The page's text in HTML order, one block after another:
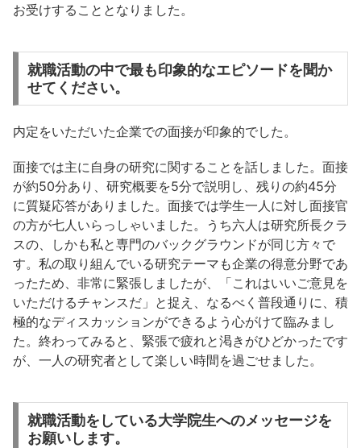
お受けすることとなりました。
就職活動の中で最も印象的なエピソードを聞か
せてください。
内定をいただいた企業での面接が印象的でした。
面接では主に自身の研究に関することを話しました。面接
が約50分あり、研究概要を5分で説明し、残りの約45分
に質疑応答がありました。面接では学生一人に対し面接官
の方が七人いらっしゃいました。うち六人は研究所長クラ
スの、しかも私と専門のバックグラウンドが同じ方々で
す。私の取り組んでいる研究テーマも企業の得意分野であ
ったため、非常に緊張しましたが、「これはいいご意見を
いただけるチャンスだ」と捉え、なるべく普段通りに、積
極的なディスカッションができるよう心がけて臨みまし
た。終わってみると、緊張で疲れと渇きがひどかったです
が、一人の研究者として楽しい時間を過ごせました。
就職活動をしている大学院生へのメッセージを
お願いします。